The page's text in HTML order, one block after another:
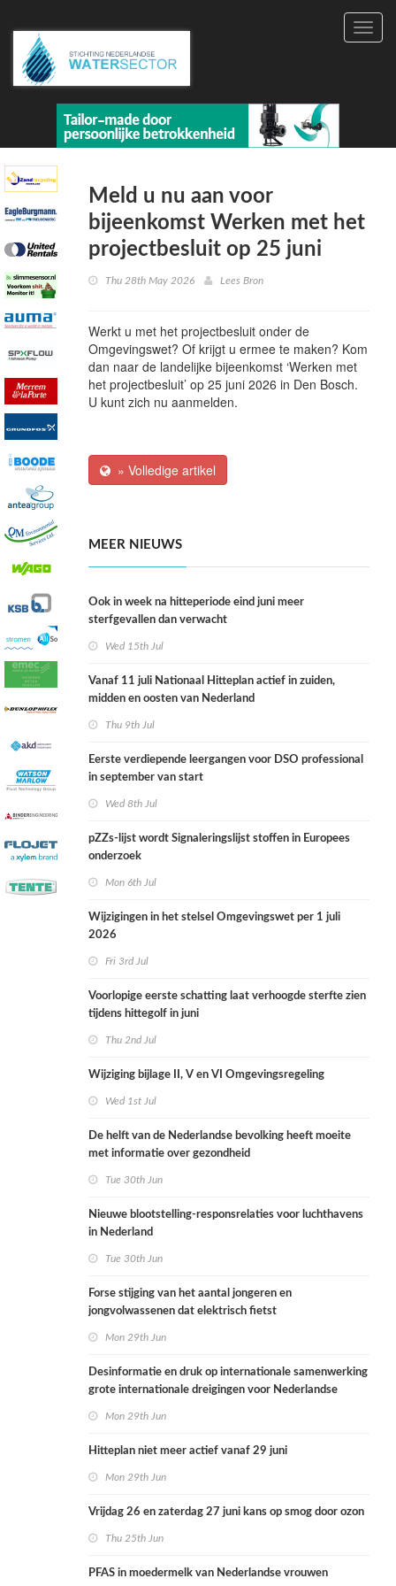
Meld u nu aan voor
bijeenkomst Werken met het
projectbesluit op 25 juni
Thu 28th May 2026 Lees Bron
Werkt u met het projectbesluit onder de
Omgevingswet? Of krijgt u ermee te maken? Kom
dan naar de landelijke bijeenkomst ‘Werken met
het projectbesluit’ op 25 juni 2026 in Den Bosch.
U kunt zich nu aanmelden.
» Volledige artikel
MEER NIEUWS
Ook in week na hitteperiode eind juni meer
sterfgevallen dan verwacht
Wed 15th Jul
Vanaf 11 juli Nationaal Hitteplan actief in zuiden,
midden en oosten van Nederland
Thu 9th Jul
Eerste verdiepende leergangen voor DSO professional
in september van start
Wed 8th Jul
pZZs-lijst wordt Signaleringslijst stoffen in Europees
onderzoek
Mon 6th Jul
Wijzigingen in het stelsel Omgevingswet per 1 juli
2026
Fri 3rd Jul
Voorlopige eerste schatting laat verhoogde sterfte zien
tijdens hittegolf in juni
Thu 2nd Jul
Wijziging bijlage II, V en VI Omgevingsregeling
Wed 1st Jul
De helft van de Nederlandse bevolking heeft moeite
met informatie over gezondheid
Tue 30th Jun
Nieuwe blootstelling-responsrelaties voor luchthavens
in Nederland
Tue 30th Jun
Forse stijging van het aantal jongeren en
jongvolwassenen dat elektrisch fietst
Mon 29th Jun
Desinformatie en druk op internationale samenwerking
grote internationale dreigingen voor Nederlandse
Mon 29th Jun
Hitteplan niet meer actief vanaf 29 juni
Mon 29th Jun
Vrijdag 26 en zaterdag 27 juni kans op smog door ozon
Thu 25th Jun
PFAS in moedermelk van Nederlandse vrouwen